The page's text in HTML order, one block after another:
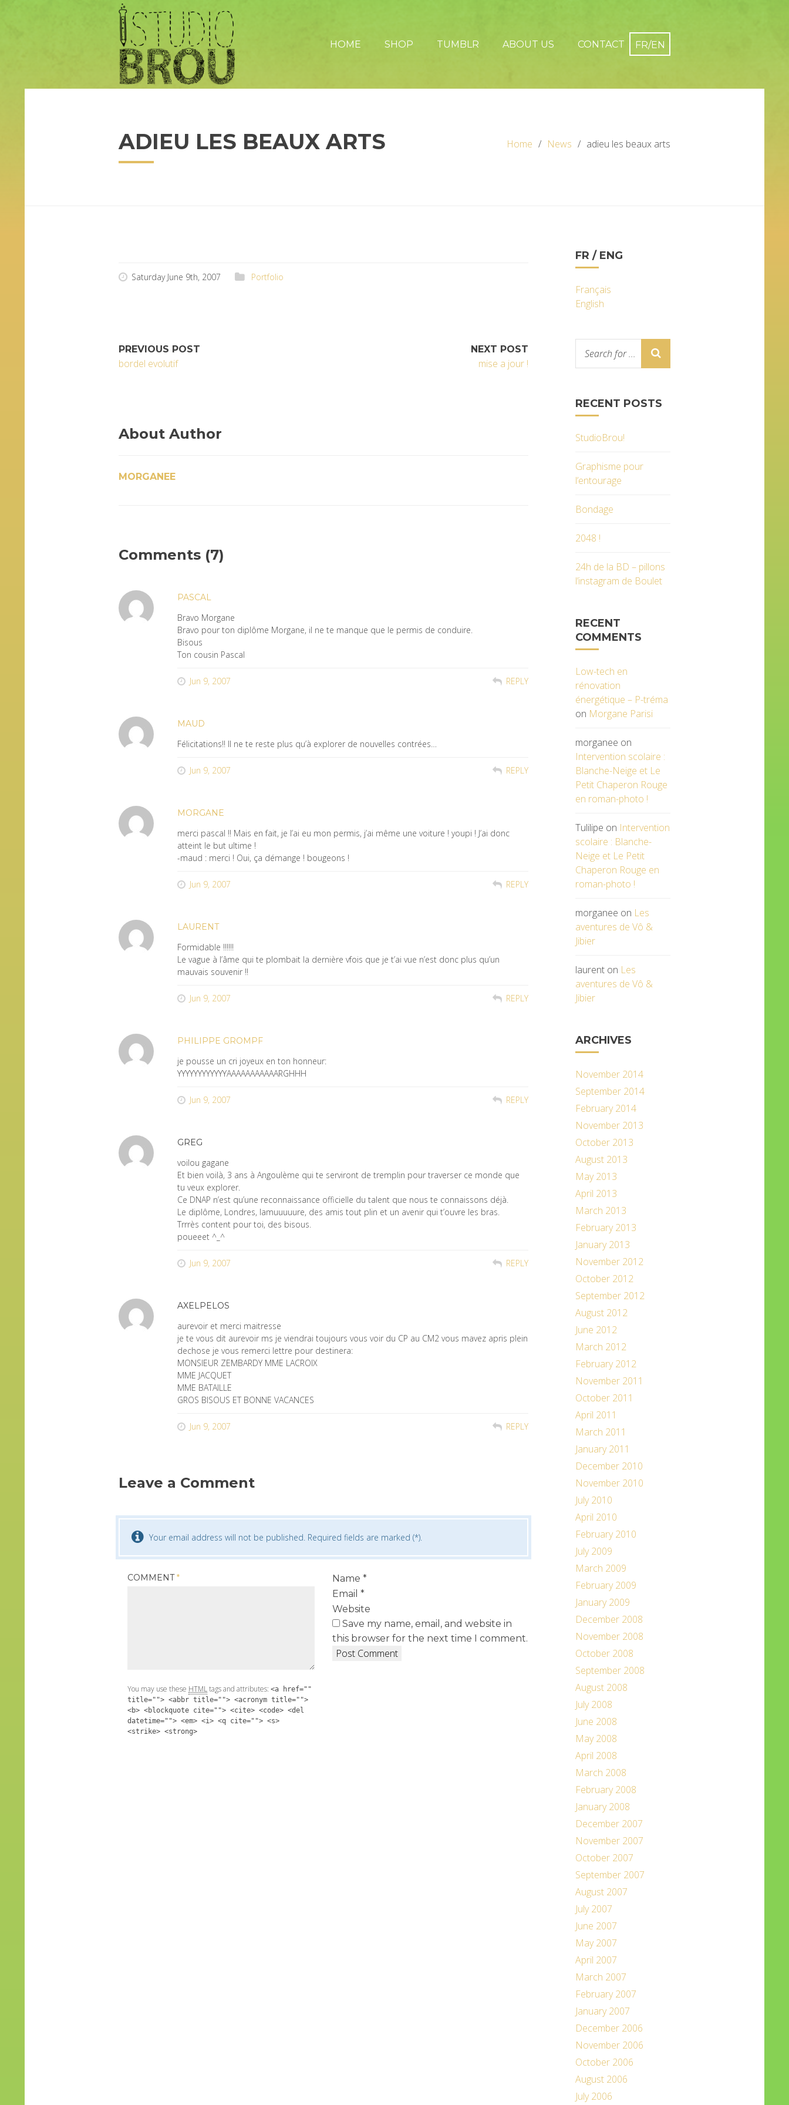
HOME SHOP TUMBLR ABOUT US CONTACT
ADIEU LES BEAUX ARTS Home News adieu les beaux arts
Saturday June 9th, 2007 Portfolio
PREVIOUS POST
bordel evolutif
NEXT POST
mise a jour !
About Author
MORGANEE
Comments (7)
PASCAL
Bravo Morgane
Bravo pour ton diplôme Morgane, il ne te manque que le permis de conduire.
Bisous
Ton cousin Pascal
Jun 9, 2007 REPLY
MAUD
Félicitations!! Il ne te reste plus qu’à explorer de nouvelles contrées…
Jun 9, 2007 REPLY
MORGANE
merci pascal !! Mais en fait, je l’ai eu mon permis, j’ai même une voiture ! youpi ! J’ai donc
atteint le but ultime !
-maud : merci ! Oui, ça démange ! bougeons !
Jun 9, 2007 REPLY
LAURENT
Formidable !!!!!!
Le vague à l’âme qui te plombait la dernière vfois que je t’ai vue n’est donc plus qu’un
mauvais souvenir !!
Jun 9, 2007 REPLY
PHILIPPE GROMPF
je pousse un cri joyeux en ton honneur:
YYYYYYYYYYYYAAAAAAAAAAARGHHH
Jun 9, 2007 REPLY
GREG
voilou gagane
Et bien voilà, 3 ans à Angoulème qui te serviront de tremplin pour traverser ce monde que
tu veux explorer.
Ce DNAP n’est qu’une reconnaissance officielle du talent que nous te connaissons déjà.
Le diplôme, Londres, lamuuuuure, des amis tout plin et un avenir qui t’ouvre les bras.
Trrrès content pour toi, des bisous.
poueeet ^_^
Jun 9, 2007 REPLY
AXELPELOS
aurevoir et merci maitresse
je te vous dit aurevoir ms je viendrai toujours vous voir du CP au CM2 vous mavez apris plein
dechose je vous remerci lettre pour destinera:
MONSIEUR ZEMBARDY MME LACROIX
MME JACQUET
MME BATAILLE
GROS BISOUS ET BONNE VACANCES
Jun 9, 2007 REPLY
Leave a Comment
Your email address will not be published. Required fields are marked (*).
COMMENT*
You may use these HTMLtags and attributes: <a href=""
title=""> <abbr title=""> <acronym title="">
<b> <blockquote cite=""> <cite> <code> <del
datetime=""> <em> <i> <q cite=""> <s>
<strike> <strong>
Name *
Email *
Website
Save my name, email, and website in
this browser for the next time I comment.
FR / ENG
Français
English
RECENT POSTS
StudioBrou!
Graphisme pour
l’entourage
Bondage
2048 !
24h de la BD – pillons
l’instagram de Boulet
RECENT
COMMENTS
Low-tech en
rénovation
énergétique – P-tréma
on Morgane Parisi
morganee on
Intervention scolaire :
Blanche-Neige et Le
Petit Chaperon Rouge
en roman-photo !
Tulilipe on Intervention
scolaire : Blanche-
Neige et Le Petit
Chaperon Rouge en
roman-photo !
morganee on Les
aventures de Vô &
Jibier
laurenton Les
aventures de Vô &
Jibier
ARCHIVES
November 2014
September 2014
February 2014
November 2013
October 2013
August 2013
May 2013
April 2013
March 2013
February 2013
January 2013
November 2012
October 2012
September 2012
August 2012
June 2012
March 2012
February 2012
November 2011
October 2011
April 2011
March 2011
January 2011
December 2010
November 2010
July 2010
April 2010
February 2010
July 2009
March 2009
February 2009
January 2009
December 2008
November 2008
October 2008
September 2008
August 2008
July 2008
June 2008
May 2008
April 2008
March 2008
February 2008
January 2008
December 2007
November 2007
October 2007
September 2007
August 2007
July 2007
June 2007
May 2007
April 2007
March 2007
February 2007
January 2007
December 2006
November 2006
October 2006
August 2006
July 2006